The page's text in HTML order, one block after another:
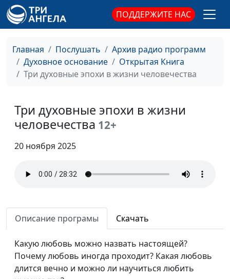
ПОДДЕРЖИТЕ НАС
Главная Послушать
Архив радио программ
Духовное основание
Открытая Книга
Три духовные эпохи в жизни человечества
Три духовные эпохи в жизни
человечества 12+
20 ноября 2025
Описание програмы Скачать
Какую любовь можно назвать настоящей?
Почему любовь иногда проходит? Какая любовь
длится вечно и можно ли научиться любить
перевода Библии им.
М.П. Кулакова
Почему Каин убил Авеля?
Иван Лобанов,
старший научный
М.П. Кулакова
Духовная слепота и
Дерево рая: почему Бог
Юлия Синицына,
Как молитва меняет нашу
Юлия Синицына,
Вениамин Дашкевич,
священнослужитель
Сильная и слабая молитва
Юлия Синицына,